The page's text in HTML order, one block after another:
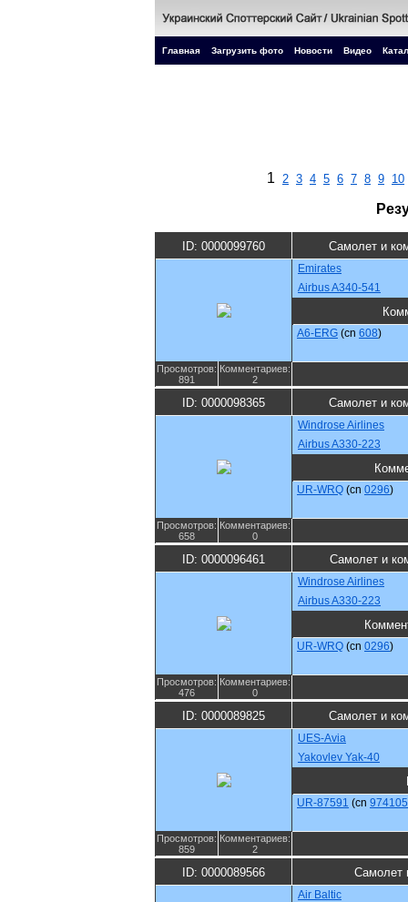
Главная Загрузить фото Новости Видео
1 2 3 4 5 6 7 8 9 10
ID: 0000099760 Самолет и
Emirates
Airbus A340-541
A6-ERG (cn 608)
Просмотров:
891
Комментариев:
2
ID: 0000098365 Самолет и
Windrose Airlines
Airbus A330-223
UR-WRQ (cn 0296)
Просмотров:
658
Комментариев:
0
ID: 0000096461 Самолет и
Windrose Airlines
Airbus A330-223
UR-WRQ (cn 0296)
Просмотров:
476
Комментариев:
0
ID: 0000089825 Самолет и
UES-Avia
Yakovlev Yak-40
UR-87591 (cn
Просмотров:
859
Комментариев:
2
ID: 0000089566 Самолет
Air Baltic